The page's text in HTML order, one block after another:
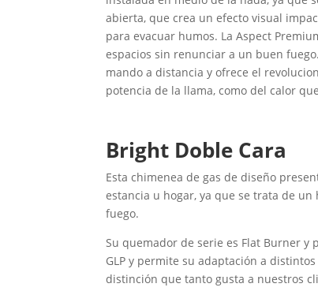
abierta, que crea un efecto visual
para evacuar humos. La Aspect
espacios sin renunciar a un buen
mando a distancia y ofrece el
potencia de la llama, como del calor
Bright Doble Cara
Esta chimenea de gas de diseño
estancia u hogar, ya que se trata de
fuego.
Su quemador de serie es Flat Burner y
GLP y permite su adaptación a
distinción que tanto gusta a nuestros